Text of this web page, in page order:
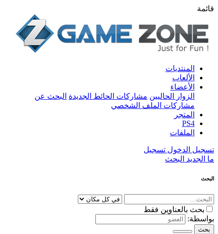
قائمة
المنتديات
الألعاب
الأعضاء
الزوار الحاليين مشاركات الحائط الجديدة البحث عن
مشاركات الملف الشخصي
المتجر
PS4
الملفات
تسجيل الدخول تسجيل
ما الجديد البحث
البحث
بحث بالعناوين فقط
بواسطة:
بحث